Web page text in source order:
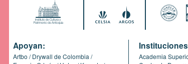
Apoyan:
Artbo
Drywall de Colombia
Academia